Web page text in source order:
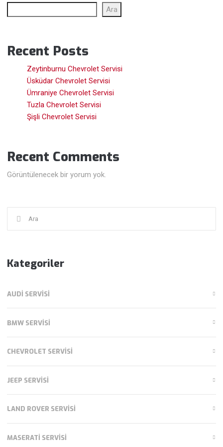
Ara
Recent Posts
Zeytinburnu Chevrolet Servisi
Üsküdar Chevrolet Servisi
Ümraniye Chevrolet Servisi
Tuzla Chevrolet Servisi
Şişli Chevrolet Servisi
Recent Comments
Görüntülenecek bir yorum yok.
Kategoriler
AUDI SERVISI
BMW SERVISI
CHEVROLET SERVISI
JEEP SERVISI
LAND ROVER SERVISI
MASERATI SERVISI